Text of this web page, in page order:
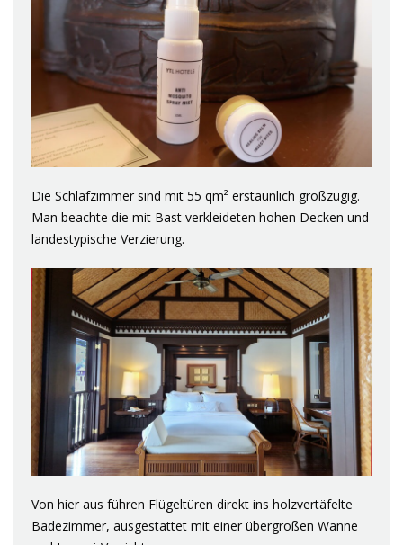
Die Schlafzimmer sind mit 55 qm² erstaunlich großzügig.
Man beachte die mit Bast verkleideten hohen Decken und
landestypische Verzierung.
Von hier aus führen Flügeltüren direkt ins holzvertäfelte
Badezimmer, ausgestattet mit einer übergroßen Wanne